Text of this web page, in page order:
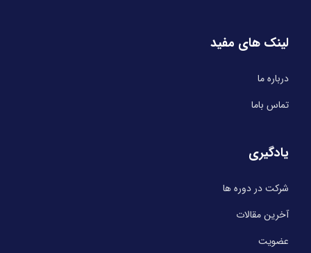
لینک های مفید
درباره ما
تماس باما
یادگیری
شرکت در دوره ها
آخرین مقالات
عضویت